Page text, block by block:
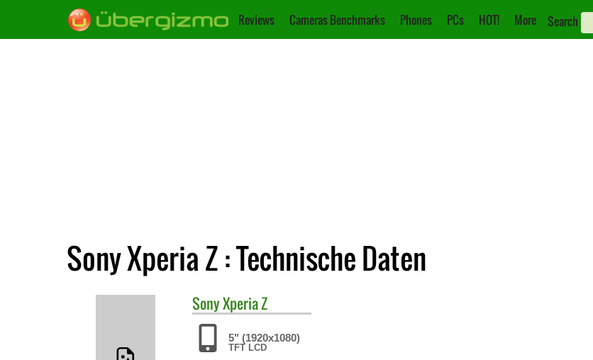
Reviews Cameras Benchmarks Phones PCs HOT! More Search
Sony Xperia Z : Technische Daten
SonyXperia Z
5" (1920x1080)
TFT LCD